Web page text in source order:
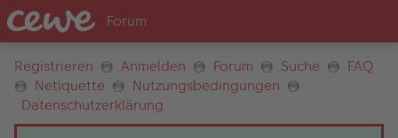
Registrieren Anmelden Forum Suche
FAQ
Netiquette
Nutzungsbedingungen
Datenschutzerklärung